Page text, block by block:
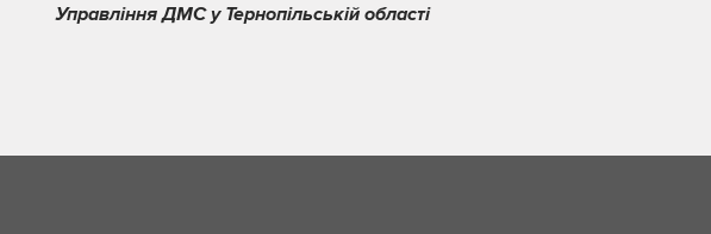
Управління ДМС у Тернопільській області